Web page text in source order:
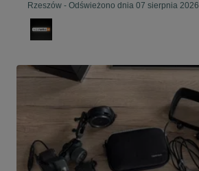
Rzeszów - Odświeżono dnia 07 sierpnia 2026